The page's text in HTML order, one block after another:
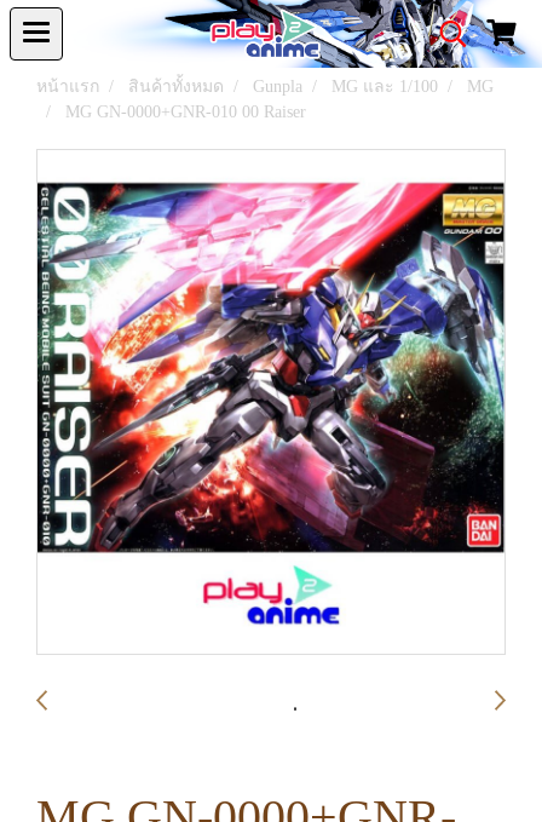
หน้าแรก สินค้าทั้งหมด Gunpla MG และ 1/100
MG
MG GN-0000+GNR-010 00 Raiser